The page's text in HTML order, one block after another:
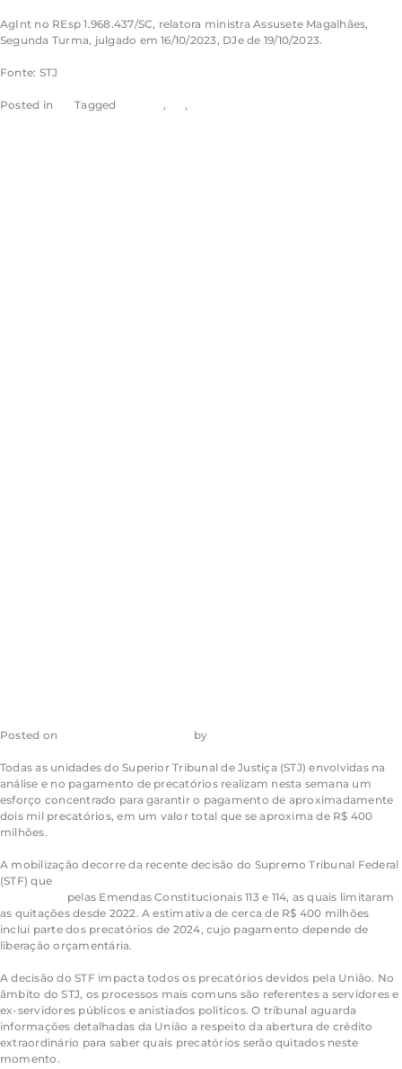
AgInt no REsp 1.968.437/SC, relatora ministra Assusete Magalhães,
Segunda Turma, julgado em 16/10/2023, DJe de 19/10/2023.
Fonte: STJ
Posted in STJTagged , ,
Posted on by
Todas as unidades do Superior Tribunal de Justiça (STJ) envolvidas na
análise e no pagamento de precatórios realizam nesta semana um
esforço concentrado para garantir o pagamento de aproximadamente
dois mil precatórios, em um valor total que se aproxima de R$ 400
milhões.
A mobilização decorre da recente decisão do Supremo Tribunal Federal
(STF) que
pelas Emendas Constitucionais 113 e 114, as quais limitaram
as quitações desde 2022. A estimativa de cerca de R$ 400 milhões
inclui parte dos precatórios de 2024, cujo pagamento depende de
liberação orçamentária.
A decisão do STF impacta todos os precatórios devidos pela União. No
âmbito do STJ, os processos mais comuns são referentes a servidores e
ex-servidores públicos e anistiados políticos. O tribunal aguarda
informações detalhadas da União a respeito da abertura de crédito
extraordinário para saber quais precatórios serão quitados neste
momento.